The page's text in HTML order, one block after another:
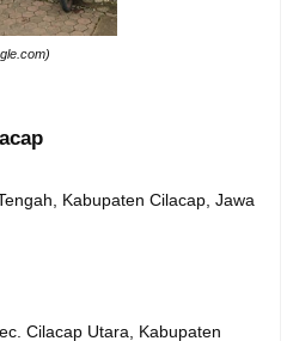
Kabupaten Cilacap, Jawa
Cilacap Utara, Kabupaten